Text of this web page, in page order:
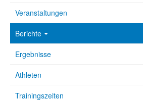
Veranstaltungen
Berichte
Ergebnisse
Athleten
Trainingszeiten